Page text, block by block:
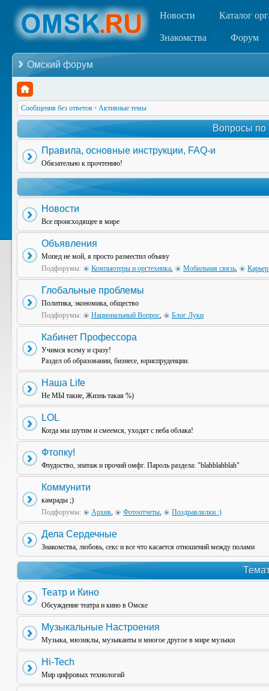
Новости Каталог
Знакомства Форум
Омский форум
Сообщения без ответов • Активные темы
Вопросы по
Правила, основные инструкции, FAQ-и
Обязательно к прочтению!
Новости
Все происходящее в мире
Объявления
Мопед не мой, я просто разместил объяву
Подфорумы:
Компьютеры и оргтехника, Мобильная связь,
Глобальные проблемы
Политика, экономика, общество
Подфорумы:
Национальный Вопрос, Блог Луки
Кабинет Профессора
Учимся всему и сразу!
Раздел об образовании, бизнесе, юриспруденции.
Наша Life
Не МЫ такие, Жизнь такая %)
LOL
Когда мы шутим и смеемся, уходят с неба облака!
Фтопку!
Флудоство, эпатаж и прочий омфг. Пароль раздела: "blahblahblah"
Коммунити
камрады ;)
Подфорумы:
Архив, Фотоотчеты, Поздравлялки :)
Дела Сердечные
Знакомства, любовь, секс и все что касается отношений между полами
Театр и Кино
Обсуждение театра и кино в Омске
Музыкальные Настроения
Музыка, мюзиклы, музыканты и многое другое в мире музыки
Hi-Tech
Мир цифровых технологий